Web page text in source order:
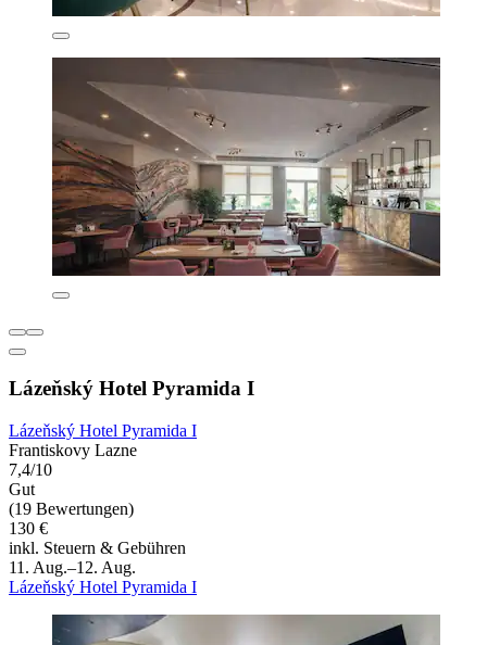
Lázeňský Hotel Pyramida I
Lázeňský Hotel Pyramida I
Frantiskovy Lazne
7,4/10
Gut
(19 Bewertungen)
130 €
inkl. Steuern & Gebühren
11. Aug.–12. Aug.
Lázeňský Hotel Pyramida I